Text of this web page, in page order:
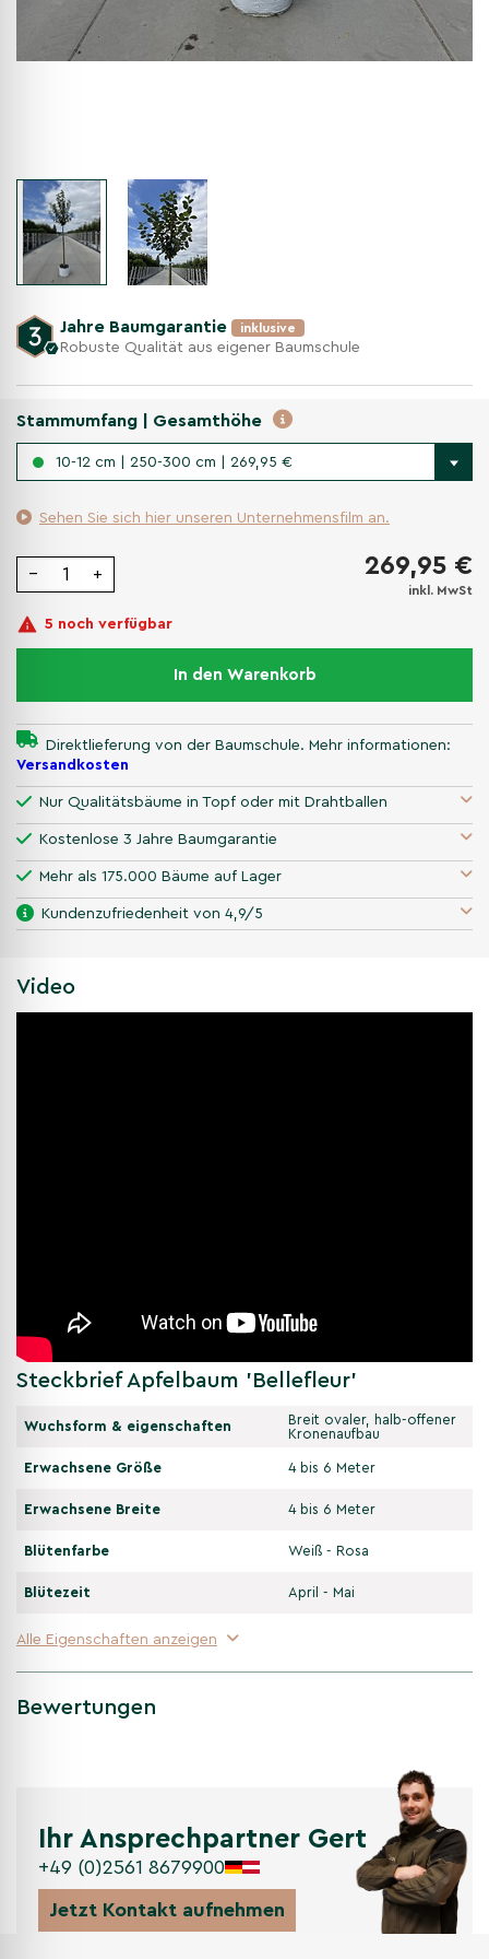
Jahre Baumgarantie inklusive
Robuste Qualität aus eigener Baumschule
Stammumfang | Gesamthöhe
10-12 cm | 250-300 cm | 269,95 €
Sehen Sie sich hier unseren Unternehmensfilm an.
− + 269,95 €
inkl. MwSt
5 noch verfügbar
In den Warenkorb
Direktlieferung von der Baumschule. Mehr informationen:
Versandkosten
Nur Qualitätsbäume in Topf oder mit Drahtballen
Kostenlose 3 Jahre Baumgarantie
Mehr als 175.000 Bäume auf Lager
Kundenzufriedenheit von 4,9/5
Video
Steckbrief Apfelbaum 'Bellefleur'
Wuchsform & eigenschaften
Breit ovaler, halb-offener
Kronenaufbau
Erwachsene Größe 4 bis 6 Meter
Erwachsene Breite 4 bis 6 Meter
Blütenfarbe Weiß - Rosa
Blütezeit April - Mai
Alle Eigenschaften anzeigen
Bewertungen
Ihr Ansprechpartner Gert
+49 (0)2561 8679900
Jetzt Kontakt aufnehmen